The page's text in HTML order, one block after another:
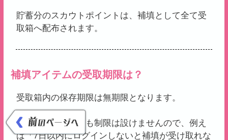
貯蓄分のスカウトポイントは、補填として全て受
取箱へ配布されます。
補填アイテムの受取期限は？
受取箱内の保存期限は無期限となります。
また、配布期限にも制限は設けませんので、例え
ば「7日以内にログインしないと補填が受け取れな